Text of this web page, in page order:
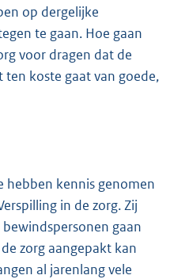
op dergelijke
te gaan. Hoe gaan
voor dragen dat de
koste gaat van goede,
hebben kennis genomen
in de zorg. Zij
gaan
zorg aangepakt kan
al jarenlang vele